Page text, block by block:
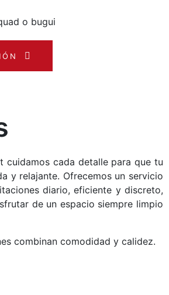
o bugui
cuidamos cada detalle para que tu
y relajante. Ofrecemos un servicio
diario, eficiente y discreto,
de un espacio siempre limpio
combinan comodidad y calidez.